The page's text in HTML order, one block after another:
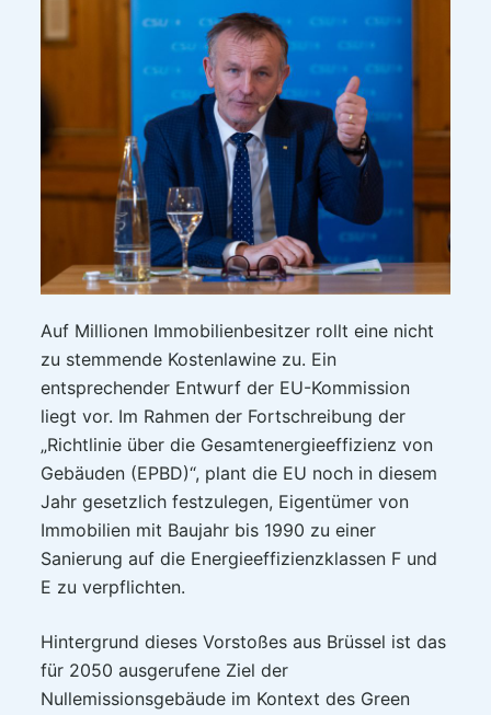
Auf Millionen Immobilienbesitzer rollt eine nicht
zu stemmende Kostenlawine zu. Ein
entsprechender Entwurf der EU-Kommission
liegt vor. Im Rahmen der Fortschreibung der
„Richtlinie über die Gesamtenergieeffizienz von
Gebäuden (EPBD)“, plant die EU noch in diesem
Jahr gesetzlich festzulegen, Eigentümer von
Immobilien mit Baujahr bis 1990 zu einer
Sanierung auf die Energieeffizienzklassen F und
E zu verpflichten.
Hintergrund dieses Vorstoßes aus Brüssel ist das
für 2050 ausgerufene Ziel der
Nullemissionsgebäude im Kontext des Green